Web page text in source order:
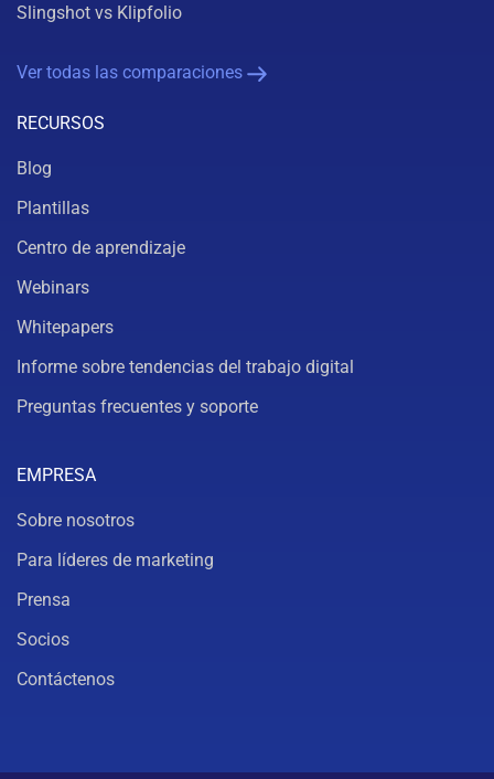
Slingshot vs Klipfolio
Ver todas las comparaciones
RECURSOS
Blog
Plantillas
Centro de aprendizaje
Webinars
Whitepapers
Informe sobre tendencias del trabajo digital
Preguntas frecuentes y soporte
EMPRESA
Sobre nosotros
Para líderes de marketing
Prensa
Socios
Contáctenos